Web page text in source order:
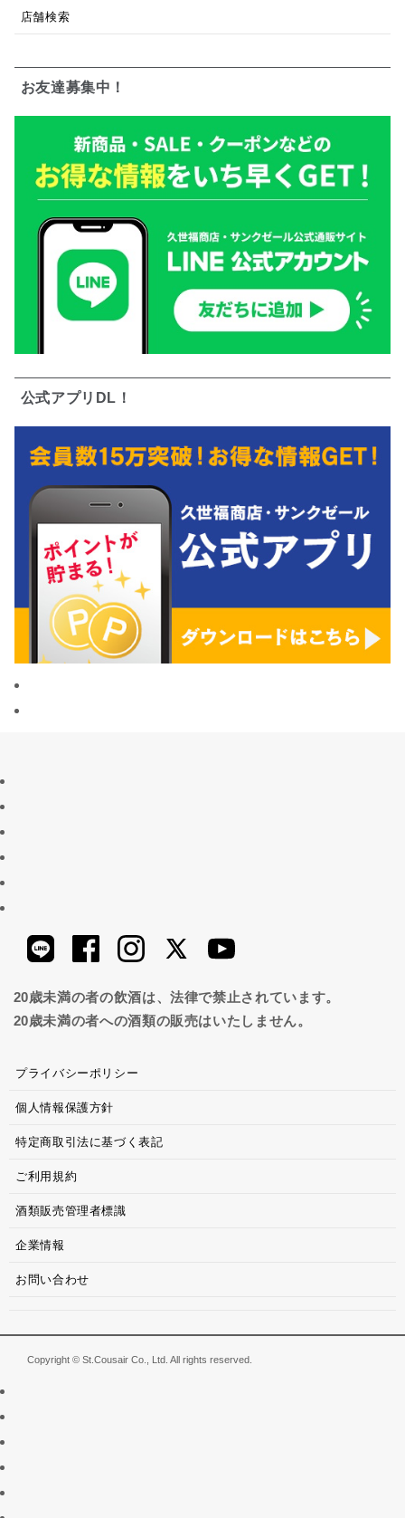
店舗検索
お友達募集中！
公式アプリDL！
20歳未満の者の飲酒は、法律で禁止されています。
20歳未満の者への酒類の販売はいたしません。
プライバシーポリシー
個人情報保護方針
特定商取引法に基づく表記
ご利用規約
酒類販売管理者標識
企業情報
お問い合わせ
Copyright © St.Cousair Co., Ltd. All rights reserved.